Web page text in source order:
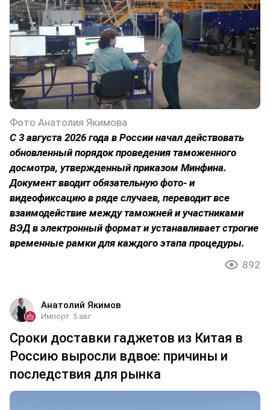
Фото Анатолия Якимова
С 3 августа 2026 года в России начал действовать
обновленный порядок проведения таможенного
досмотра, утвержденный приказом Минфина.
Документ вводит обязательную фото- и
видеофиксацию в ряде случаев, переводит все
взаимодействие между таможней и участниками
ВЭД в электронный формат и устанавливает строгие
временные рамки для каждого этапа процедуры.
892
Анатолий Якимов
Импорт 5 авг
Сроки доставки гаджетов из Китая в
Россию выросли вдвое: причины и
последствия для рынка